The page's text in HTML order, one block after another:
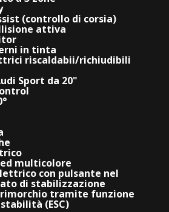
(controllo di corsia)
attiva
in tinta
riscaldabii/richiudibili
Sport da 20"
multicolore
con pulsante nel
di stabilizzazione
tramite funzione
(ESC)